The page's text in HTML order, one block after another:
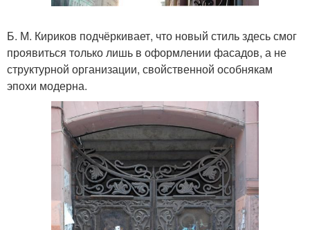
Б. М. Кириков подчёркивает, что новый стиль здесь смог
проявиться только лишь в оформлении фасадов, а не
структурной организации, свойственной особнякам
эпохи модерна.